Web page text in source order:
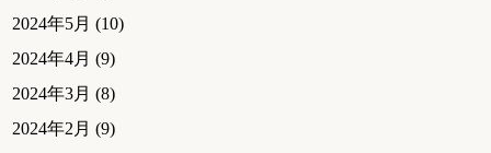
2024年5月 (10)
2024年4月 (9)
2024年3月 (8)
2024年2月 (9)